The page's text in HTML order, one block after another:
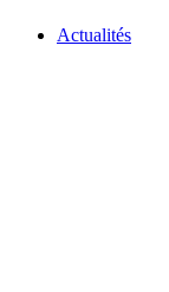
Actualités